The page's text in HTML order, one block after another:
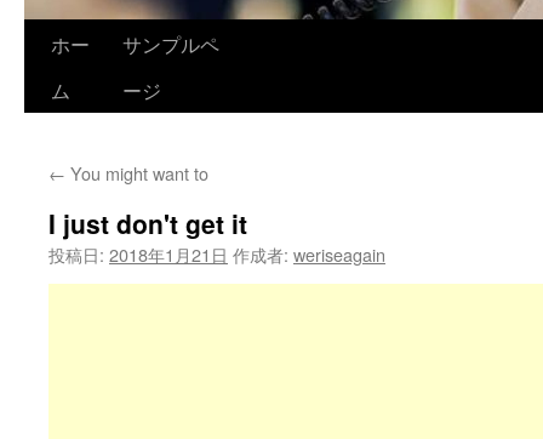
ホー
ム
サンプルペ
ージ
← You might want to
I just don't get it
投稿日: 2018年1月21日 作成者: weriseagain